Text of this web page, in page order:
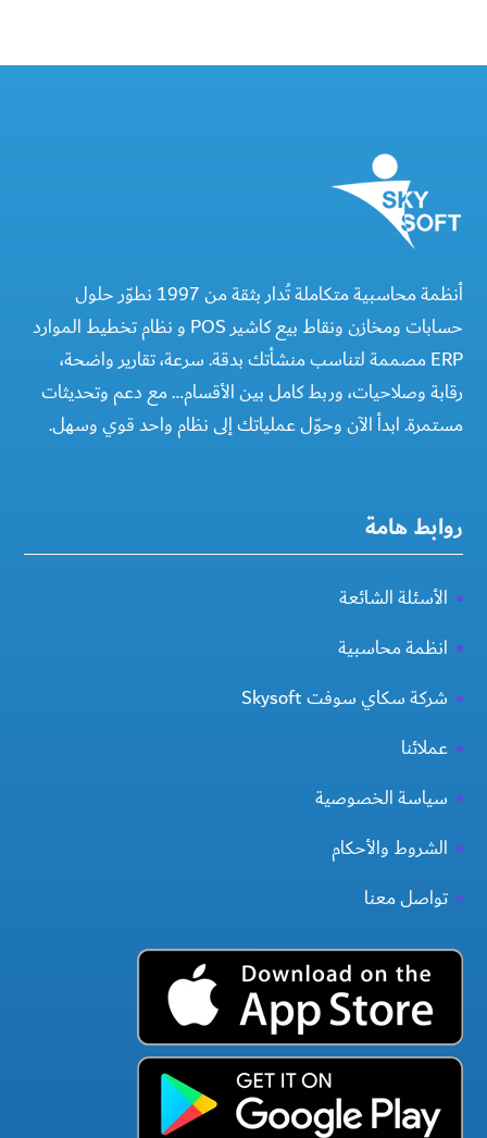
أنظمة محاسبية متكاملة تُدار بثقة من 1997 نطوّر حلول
حسابات ومخازن ونقاط بيع كاشير POS و نظام تخطيط الموارد
ERP مصممة لتناسب منشأتك بدقة. سرعة، تقارير واضحة،
رقابة وصلاحيات، وربط كامل بين الأقسام… مع دعم وتحديثات
مستمرة. ابدأ الآن وحوّل عملياتك إلى نظام واحد قوي وسهل.
روابط هامة
الأسئلة الشائعة
انظمة محاسبية
شركة سكاي سوفت Skysoft
عملائنا
سياسة الخصوصية
الشروط والأحكام
تواصل معنا